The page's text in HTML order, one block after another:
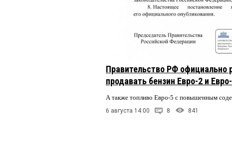
Правительство РФ официально
продавать бензин Евро-2 и
А также топливо Евро-5 с повышенным
6 августа 14:00 8 841